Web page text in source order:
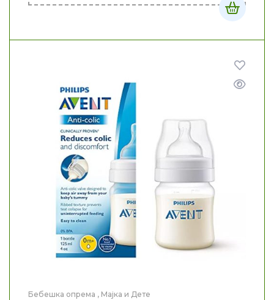
Бебешка опрема , Мајка и Дете